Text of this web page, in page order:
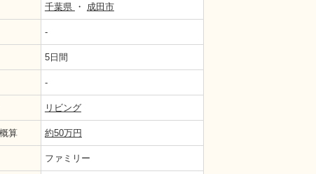
置できるよう、前面に下地を張っています。
千葉県 ・ 成田市
-
5日間
-
リビング
算 約50万円
ファミリー